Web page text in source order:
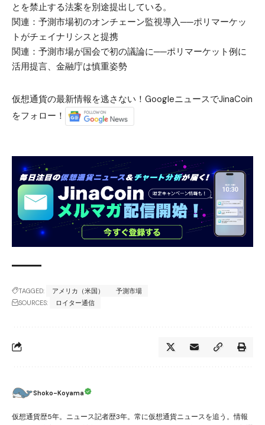
とを禁止する法案を別途提出している。
関連： 予測市場初のオンチェーン監視導入──ポリマーケッ
トがチェイナリシスと提携
関連： 予測市場が国会で初の議論に──ポリマーケット例に
活用提言、金融庁は慎重姿勢
仮想通貨の最新情報を逃さない！GoogleニュースでJinaCoin
をフォロー！
TAGGED: アメリカ（米国）
予測市場
SOURCES:
ロイター通信
Shoko-Koyama
仮想通貨歴5年。ニュース記者歴3年。常に仮想通貨ニュースを追う。情報